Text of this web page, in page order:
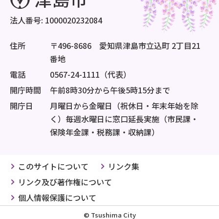
法人番号: 1000020232084
住所
〒496-8686 愛知県津島市立込町 2丁目21
番地
電話
0567-24-1111（代表）
開庁時間
午前8時30分から午後5時15分まで
開庁日
月曜日から金曜日（祝休日・年末年始を除
く）毎週水曜日に窓口延長実施（市民課・
保険年金課・税務課・収納課）
このサイトについて
リンク集
リンク及び著作権について
個人情報保護について
© Tsushima City